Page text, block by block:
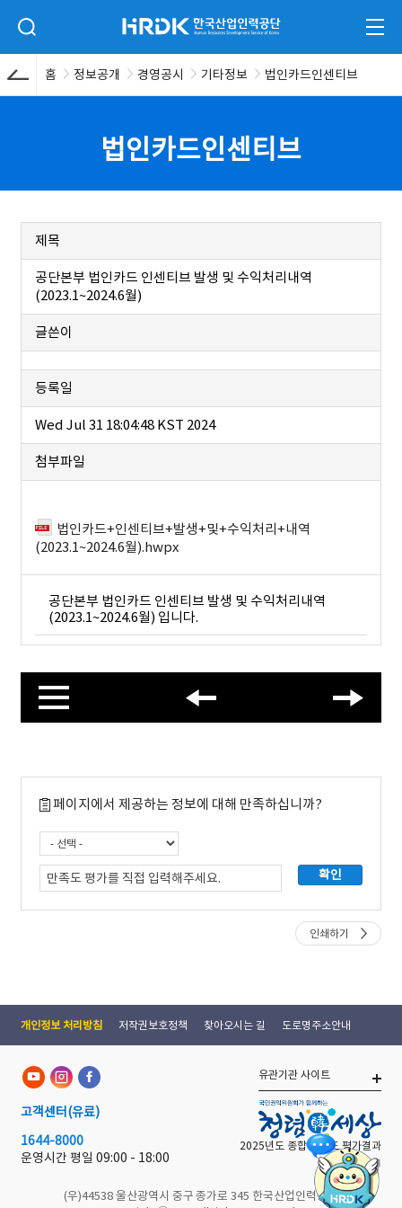
검색 입력폼 열기 HRDK 한국산업인력공단 전체
홈 정보공개 경영공시 기타정보 법인카드인센티브
법인카드인센티브
제목
공단본부 법인카드 인센티브 발생 및 수익처리내역
(2023.1~2024.6월)
글쓴이
등록일
Wed Jul 31 18:04:48 KST 2024
첨부파일
법인카드+인센티브+발생+및+수익처리+내역
(2023.1~2024.6월).hwpx
공단본부 법인카드 인센티브 발생 및 수익처리내역
(2023.1~2024.6월) 입니다.
페이지에서 제공하는 정보에 대해 만족하십니까?
인쇄하기
개인정보 처리방침 저작권보호정책 찾아오시는 길 도로명주소안내
고객센터 (유료)
1644-8000
운영시간 평일 09:00 - 18:00
(우)44538 울산광역시 중구 종가로 345 한국산업인력공단
유관기관 사이트
2025년도 종합 청렴도 평가결과